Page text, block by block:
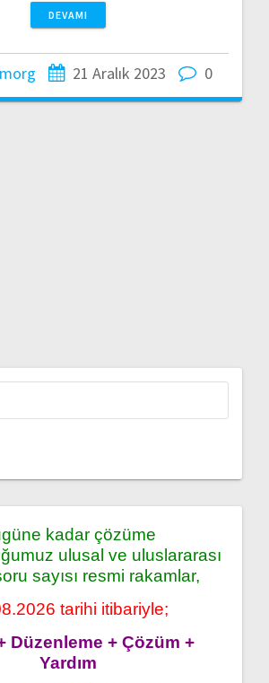
DEVAMI
21 Aralık 2023 0
kadar çözüme
ulusal ve uluslararası
sayısı resmi rakamlar,
tarihi itibariyle;
Düzenleme + Çözüm +
Yardım